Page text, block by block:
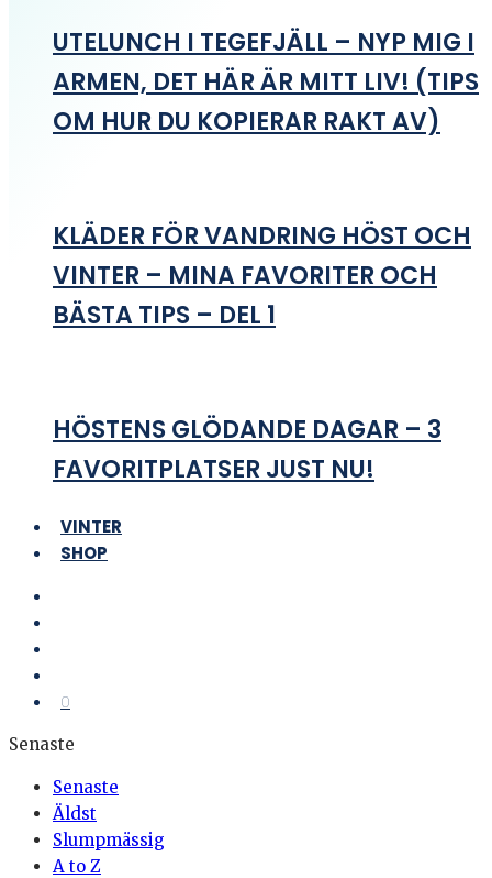
UTELUNCH I TEGEFJÄLL – NYP MIG I
ARMEN, DET HÄR ÄR MITT LIV! (TIPS
OM HUR DU KOPIERAR RAKT AV)
KLÄDER FÖR VANDRING HÖST OCH
VINTER – MINA FAVORITER OCH
BÄSTA TIPS – DEL 1
HÖSTENS GLÖDANDE DAGAR – 3
FAVORITPLATSER JUST NU!
VINTER
SHOP
0
Senaste
Senaste
Äldst
Slumpmässig
A to Z